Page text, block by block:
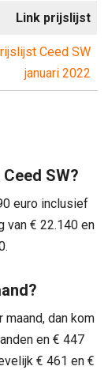
Link prijslijst
Ceed SW
januari 2022
SW?
euro inclusief
van € 22.140 en
maand, dan kom
en € 447
€ 461 en €